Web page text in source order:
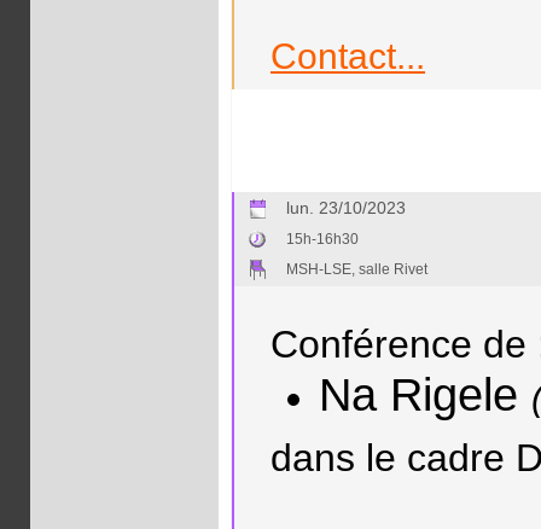
Contact...
lun. 23/10/2023
15h-16h30
MSH-LSE, salle Rivet
Conférence de
Na Rigele
dans le cadre